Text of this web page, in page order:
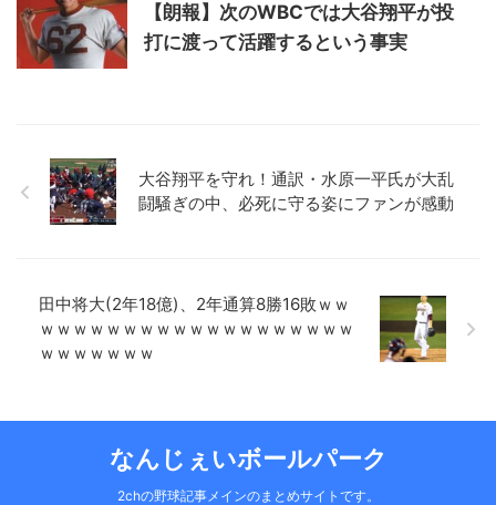
【朗報】次のWBCでは大谷翔平が投
打に渡って活躍するという事実
大谷翔平を守れ！通訳・水原一平氏が大乱
闘騒ぎの中、必死に守る姿にファンが感動
田中将大(2年18億)、2年通算8勝16敗ｗｗ
ｗｗｗｗｗｗｗｗｗｗｗｗｗｗｗｗｗｗｗ
ｗｗｗｗｗｗｗ
なんじぇいボールパーク
2chの野球記事メインのまとめサイトです。